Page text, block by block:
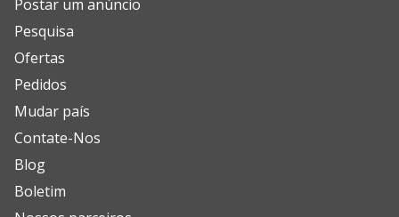
Postar um anúncio
Pesquisa
Ofertas
Pedidos
Mudar país
Contate-Nos
Blog
Boletim